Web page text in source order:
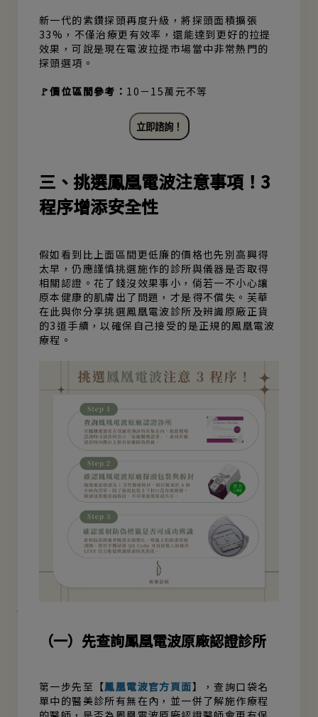
新一代的紫鑽探頭再度升級，將探頭面積擴張
33%，不僅治療更有效率，還能達到更好的拉提
效果，可說是現在電波拉提市場當中非常熱門的
探頭選項。
🚩價位區間參考： 10－15萬元不等
立即諮詢！
三、挑選鳳凰電波注意事項！3
程序增添安全性
假如看到比上面區間更低廉的價格也先別高興得
太早，仍應謹慎挑選施作的診所與儀器是否取得
相關認證。花了錢沒效果事小，倘若一不小心讓
原本健康的肌膚出了問題，才是得不償失。芙華
在此與你分享挑選鳳凰電波診所及辨識原廠正貨
的3道手續，以確保自己接受的是正規的鳳凰電波
療程。
（一）先查詢鳳凰電波原廠認證診所
第一步先至【鳳凰電波官方頁面】，查詢口袋名
單中的醫美診所有無在內，並一併了解施作療程